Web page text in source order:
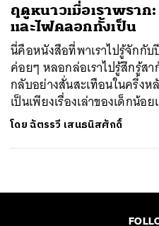
ฤดูหนาวเมื่อเราพราก
และไฟคลอกทั้งเป็น
นี่คือหนังสือที่พาเราไปรู้จักกั
ค่อยๆ หลอกล่อเราไปรู้สึกรู้ส
กลับอย่างสั่นสะเทือนในครึ่งห
เป็นเพียงเรื่องเล่าของเด็กน้อ
โดยฉัตรรวี เสนธนิสศักดิ์